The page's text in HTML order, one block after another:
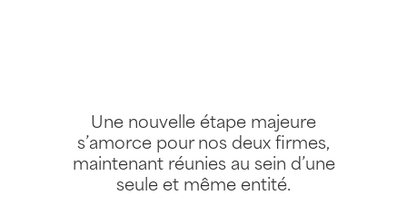
Une nouvelle étape majeure
s’amorce pour nos deux firmes,
maintenant réunies au sein d’une
seule et même entité.